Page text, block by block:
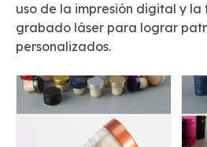
uso de la impresión digital y
grabado láser para lograr
personalizados.